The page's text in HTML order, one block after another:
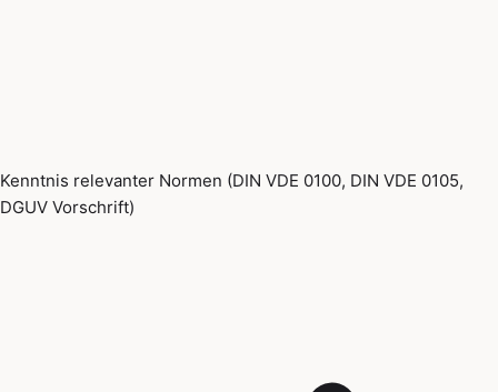
Kenntnis relevanter Normen (DIN VDE 0100, DIN VDE 0105,
DGUV Vorschrift)